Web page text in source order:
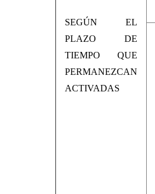
SEGÚN EL
PLAZO DE
TIEMPO QUE
PERMANEZCAN
ACTIVADAS